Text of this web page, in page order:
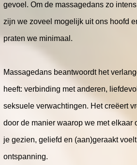
gevoel. Om de massagedans zo
zijn we zoveel mogelijk uit ons hoofd
praten we minimaal.
Massagedans beantwoordt het
heeft: verbinding met anderen,
seksuele verwachtingen. Het creëert
door de manier waarop we met elkaar
je gezien, geliefd en (aan)geraakt
ontspanning.